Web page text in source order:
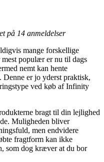
på 14 anmeldelser
mange forskellige
populær er nu til dags
nemt kan hente
Denne er jo yderst praktisk,
ved køb af Infinity
bragt til din lejlighed
Muligheden bliver
men endvidere
fragtform kan ikke
som dog kræver at du bor